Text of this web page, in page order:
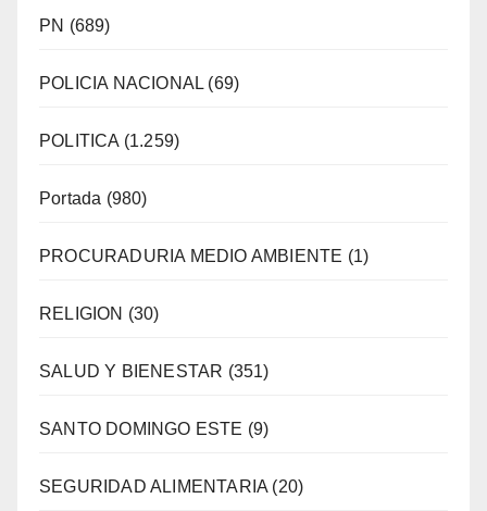
PN (689)
POLICIA NACIONAL(69)
POLITICA(1.259)
Portada (980)
PROCURADURIA MEDIO AMBIENTE (1)
RELIGION (30)
SALUD Y BIENESTAR (351)
SANTO DOMINGO ESTE (9)
SEGURIDAD ALIMENTARIA(20)